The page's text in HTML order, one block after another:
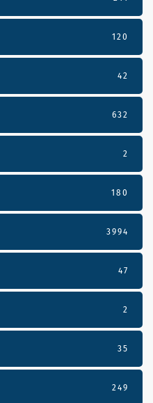
120
42
632
2
180
3994
47
2
35
249